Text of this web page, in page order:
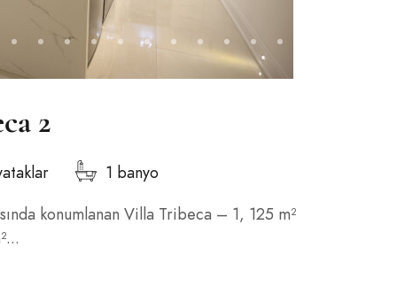
2
1 banyo
konumlanan Villa Tribeca – 1, 125 m²